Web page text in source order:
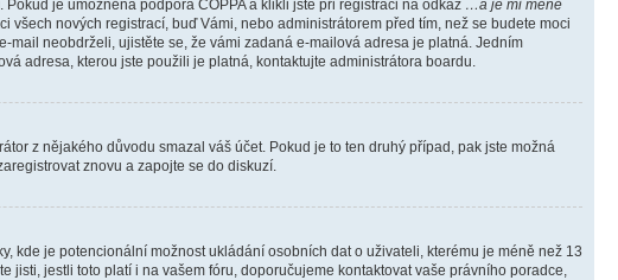
je umožněna podpora COPPA a klikli jste při registraci na odkaz …a je mi méně
nových registrací, buď Vámi, nebo administrátorem před tím, než se budete moci
neobdrželi, ujistěte se, že vámi zadaná e-mailová adresa je platná. Jedním
adresa, kterou jste použili je platná, kontaktujte administrátora boardu.
z nějakého důvodu smazal váš účet. Pokud je to ten druhý případ, pak jste možná
znovu a zapojte se do diskuzí.
kde je potencionální možnost ukládání osobních dat o uživateli, kterému je méně než 13
jisti, jestli toto platí i na vašem fóru, doporučujeme kontaktovat vaše právního poradce,